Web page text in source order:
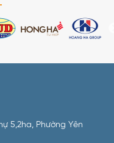
5,2ha, Phường Yên